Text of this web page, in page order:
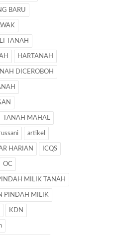
BARU
TANAH
HARTANAH
DICEROBOH
TANAH MAHAL
artikel
HARIAN ICQS
OC
MILIK TANAH
PINDAH MILIK
KDN